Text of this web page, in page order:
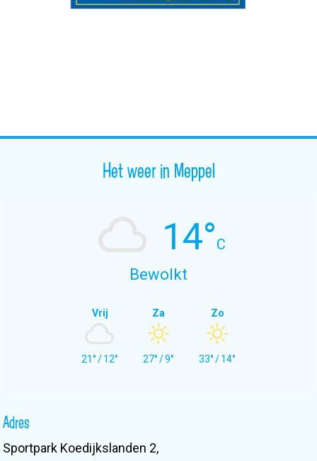
Het weer in Meppel
14°C
Bewolkt
Vrij
21°/12°
Za
27°/9°
Zo
33°/14°
Adres
Sportpark Koedijkslanden 2,